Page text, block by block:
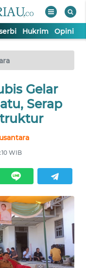
Hukrim Opini
Gelar
Serap
WIB